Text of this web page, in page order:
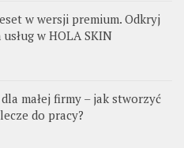
w wersji premium. Odkryj
w HOLA SKIN
małej firmy – jak stworzyć
do pracy?